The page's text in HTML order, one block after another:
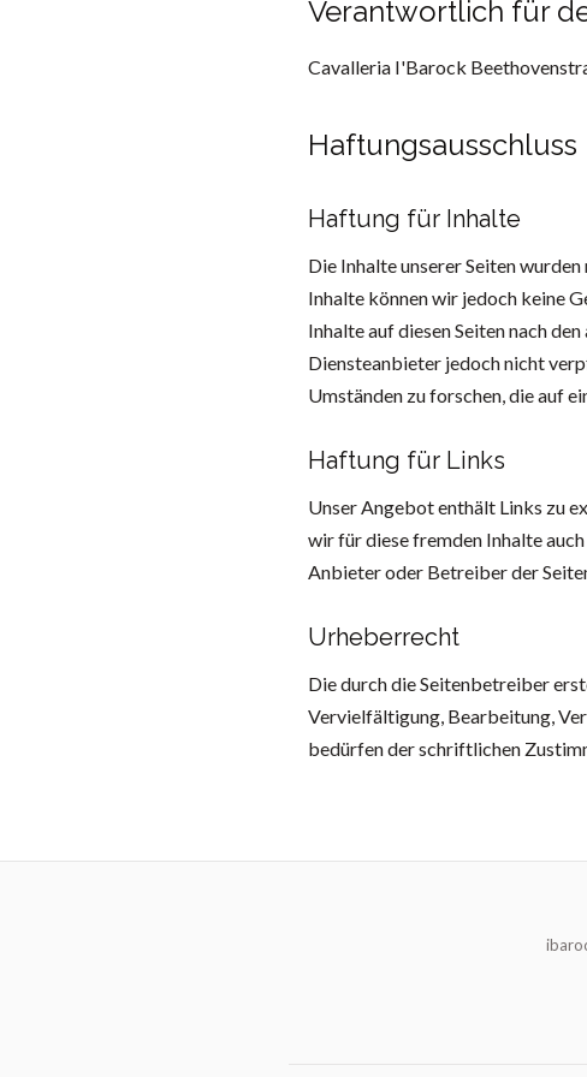
Verantwortlich für
Cavalleria I'Barock
Haftungsausschluss
Haftung für Inhalte
Die Inhalte unserer Seiten
Inhalte können wir jedoch keine
Inhalte auf diesen Seiten nach
Diensteanbieter jedoch nicht
Umständen zu forschen, die auf
Haftung für Links
Unser Angebot enthält Links zu
wir für diese fremden Inhalte
Anbieter oder Betreiber der
Urheberrecht
Die durch die Seitenbetreiber
Vervielfältigung, Bearbeitung,
bedürfen der schriftlichen